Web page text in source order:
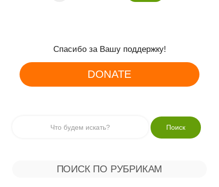
Спасибо за Вашу поддержку!
DONATE
ПОИСК ПО РУБРИКАМ